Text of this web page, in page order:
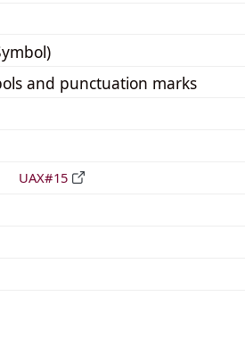
and punctuation marks
UAX#15